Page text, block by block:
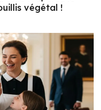
végétal !